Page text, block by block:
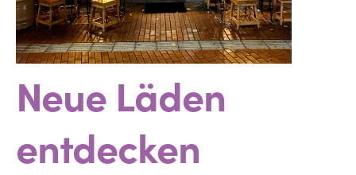
Neue Läden
entdecken